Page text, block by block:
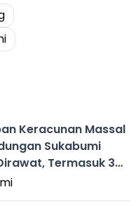
Keracunan Massal
Sukabumi
Termasuk 3